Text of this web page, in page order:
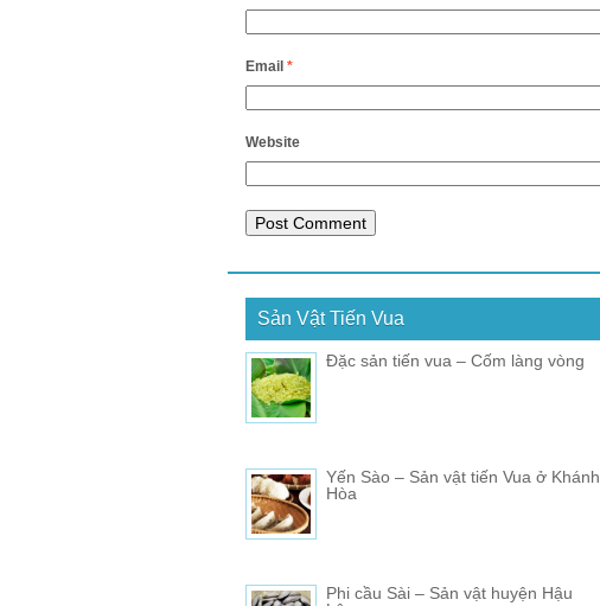
Email *
Website
Sản Vật Tiến Vua
Đặc sản tiến vua – Cốm làng vòng
Yến Sào – Sản vật tiến Vua ở Khánh
Hòa
Phi cầu Sài – Sản vật huyện Hậu